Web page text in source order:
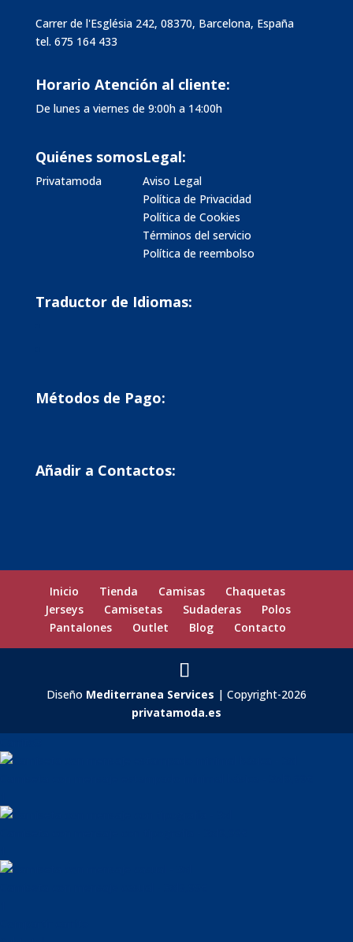
Carrer de l'Església 242, 08370, Barcelona, España
tel. 675 164 433
Horario Atención al cliente:
De lunes a viernes de 9:00h a 14:00h
Quiénes somos
Privatamoda
Legal:
Aviso Legal
Política de Privacidad
Política de Cookies
Términos del servicio
Política de reembolso
Traductor de Idiomas:
Métodos de Pago:
Añadir a Contactos:
Inicio Tienda Camisas
Chaquetas
Jerseys
Camisetas Sudaderas
Polos
Pantalones
Outlet Blog Contacto
Diseño Mediterranea Services | Copyright-2026
privatamoda.es